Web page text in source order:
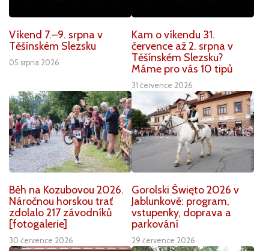
Víkend 7.–9. srpna v
Těšínském Slezsku
05 srpna 2026
Kam o víkendu 31.
července až 2. srpna v
Těšínském Slezsku?
Máme pro vás 10 tipů
31 července 2026
Běh na Kozubovou 2026.
Náročnou horskou trať
zdolalo 217 závodníků
[fotogalerie]
30 července 2026
Gorolski Święto 2026 v
Jablunkově: program,
vstupenky, doprava a
parkování
29 července 2026